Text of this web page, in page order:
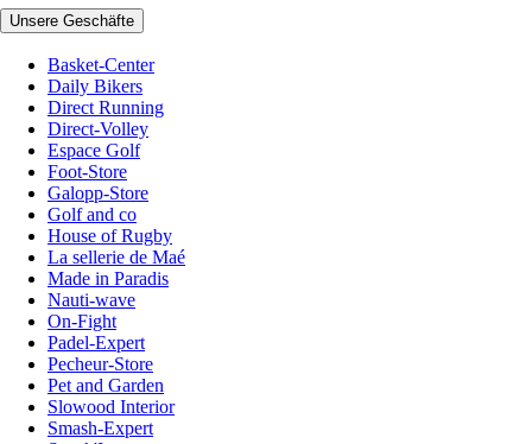
Unsere Geschäfte
Basket-Center
Daily Bikers
Direct Running
Direct-Volley
Espace Golf
Foot-Store
Galopp-Store
Golf and co
House of Rugby
La sellerie de Maé
Made in Paradis
Nauti-wave
On-Fight
Padel-Expert
Pecheur-Store
Pet and Garden
Slowood Interior
Smash-Expert